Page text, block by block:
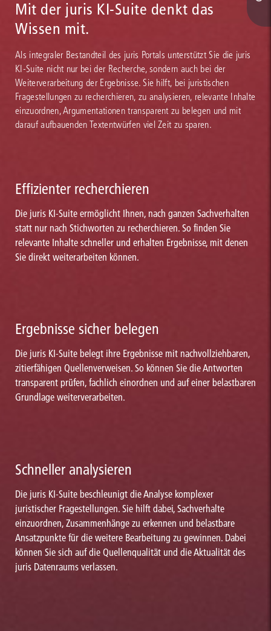
Mit der juris KI-Suite denkt das
Wissen mit.
Als integraler Bestandteil des juris Portals unterstützt Sie die juris
KI-Suite nicht nur bei der Recherche, sondern auch bei der
Weiterverarbeitung der Ergebnisse. Sie hilft, bei juristischen
Fragestellungen zu recherchieren, zu analysieren, relevante Inhalte
einzuordnen, Argumentationen transparent zu belegen und mit
darauf aufbauenden Textentwürfen viel Zeit zu sparen.
Effizienter recherchieren
Die juris KI-Suite ermöglicht Ihnen, nach ganzen Sachverhalten
statt nur nach Stichworten zu recherchieren. So finden Sie
relevante Inhalte schneller und erhalten Ergebnisse, mit denen
Sie direkt weiterarbeiten können.
Ergebnisse sicher belegen
Die juris KI-Suite belegt ihre Ergebnisse mit nachvollziehbaren,
zitierfähigen Quellenverweisen. So können Sie die Antworten
transparent prüfen, fachlich einordnen und auf einer belastbaren
Grundlage weiterverarbeiten.
Schneller analysieren
Die juris KI-Suite beschleunigt die Analyse komplexer
juristischer Fragestellungen. Sie hilft dabei, Sachverhalte
einzuordnen, Zusammenhänge zu erkennen und belastbare
Ansatzpunkte für die weitere Bearbeitung zu gewinnen. Dabei
können Sie sich auf die Quellenqualität und die Aktualität des
juris Datenraums verlassen.